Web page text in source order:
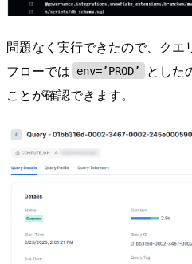
問題なく実行できたので、クエ
フローでは
env=’PROD’
とした
ことが確認できます。